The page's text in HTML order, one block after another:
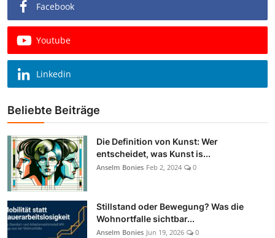
Facebook
Youtube
Linkedin
Beliebte Beiträge
Die Definition von Kunst: Wer
entscheidet, was Kunst is...
Anselm Bonies Feb 2, 2024 0
Stillstand oder Bewegung? Was die
Wohnortfalle sichtbar...
Anselm Bonies Jun 19, 2026 0